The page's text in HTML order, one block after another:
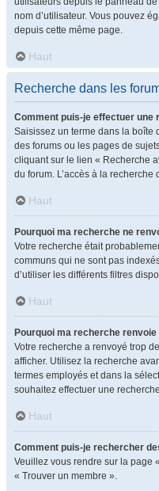
nom d’utilisateur. Vous pouvez
depuis cette même page.
Haut
Recherche dans les
Comment puis-je effectuer une
Saisissez un terme dans la boîte
des forums ou les pages de
cliquant sur le lien « Recherche
du forum. L’accès à la
Haut
Pourquoi ma recherche ne
Votre recherche était
communs qui ne sont pas
d’utiliser les différents filtres
Haut
Pourquoi ma recherche renvoie
Votre recherche a renvoyé trop
afficher. Utilisez la recherche
termes employés et dans la
souhaitez effectuer une
Haut
Comment puis-je rechercher
Veuillez vous rendre sur la page
« Trouver un membre ».